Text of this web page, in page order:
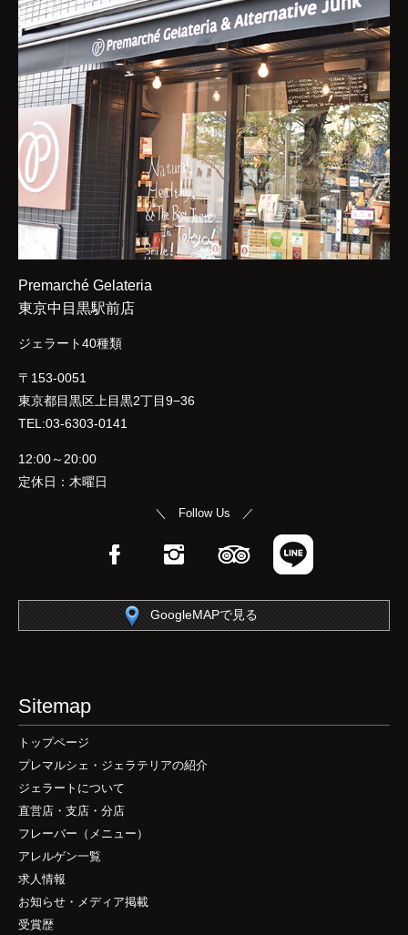
Premarché Gelateria
東京中目黒駅前店
ジェラート40種類
〒153-0051
東京都目黒区上目黒2丁目9−36
TEL:03-6303-0141
12:00～20:00
定休日：木曜日
＼ Follow Us ／
FacebookInstagramTripAdvisor
GoogleMAPで見る
Sitemap
トップページ
プレマルシェ・ジェラテリアの紹介
ジェラートについて
直営店・支店・分店
フレーバー（メニュー）
アレルゲン一覧
求人情報
お知らせ・メディア掲載
受賞歴